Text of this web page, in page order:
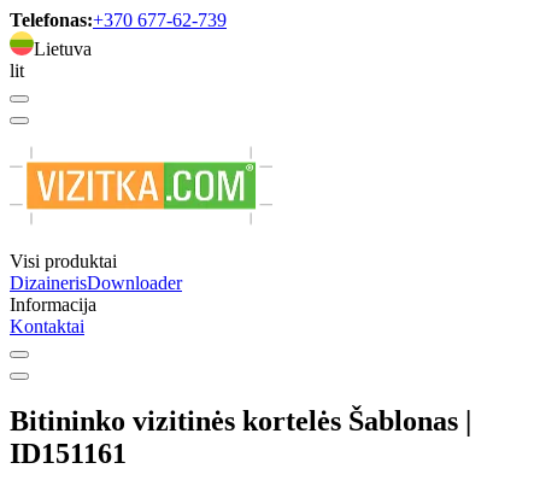
Telefonas:+370 677-62-739
Lietuva
lit
Visi produktai
DizainerisDownloader
Informacija
Kontaktai
Bitininko vizitinės kortelės Šablonas |
ID151161